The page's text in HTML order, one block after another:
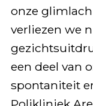
onze
verliezen we
een deel van
spontaniteit